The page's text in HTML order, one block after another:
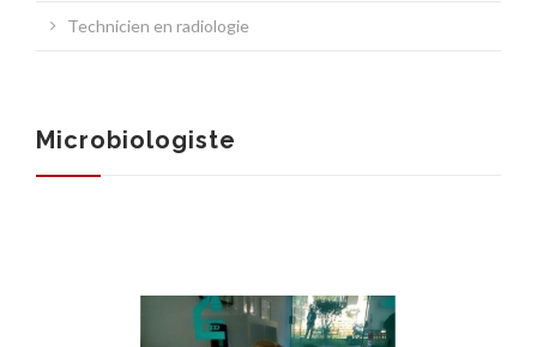
Technicien en radiologie
Microbiologiste